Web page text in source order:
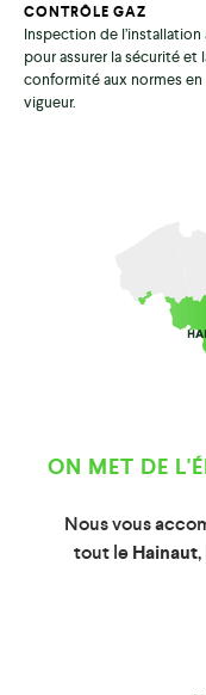
CONTRÔLE GAZ
Inspection de l’installation
pour assurer la sécurité et
conformité aux normes en
vigueur.
ON MET DE
Nous vous
tout leHainaut,